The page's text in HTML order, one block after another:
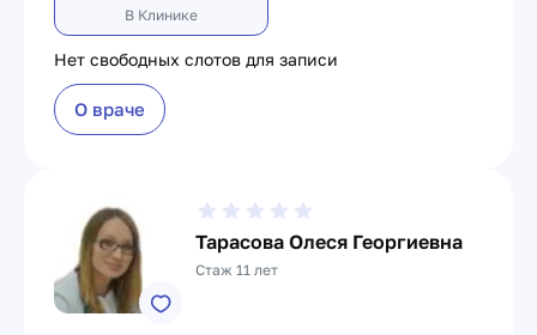
В Клинике
Нет свободных слотов для записи
О враче
Тарасова Олеся Георгиевна
Стаж 11 лет